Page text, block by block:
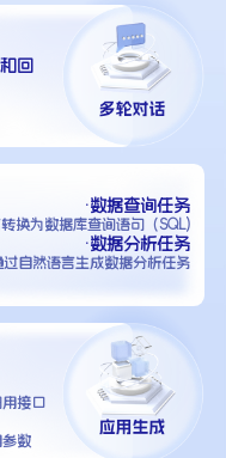
回
·数据查询任务
换为数据库查询语句（SQL)
·数据分析任务
过自然语言生成数据分析任务
接口
数